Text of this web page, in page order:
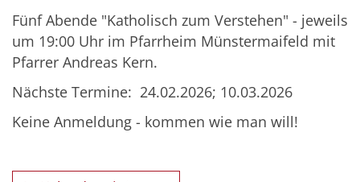
Fünf Abende "Katholisch zum Verstehen" - jeweils
um 19:00 Uhr im Pfarrheim Münstermaifeld mit
Pfarrer Andreas Kern.
Nächste Termine: 24.02.2026; 10.03.2026
Keine Anmeldung - kommen wie man will!